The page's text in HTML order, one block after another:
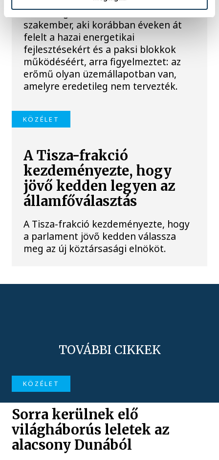
technológiai kihívásokat. A
szakember, aki korábban éveken át
felelt a hazai energetikai
fejlesztésekért és a paksi blokkok
működéséért, arra figyelmeztet: az
erőmű olyan üzemállapotban van,
amelyre eredetileg nem tervezték.
KÖZÉLET
A Tisza-frakció
kezdeményezte, hogy
jövő kedden legyen az
államfőválasztás
A Tisza-frakció kezdeményezte, hogy
a parlament jövő kedden válassza
meg az új köztársasági elnököt.
TOVÁBBI CIKKEK
KÖZÉLET
Sorra kerülnek elő
világháborús leletek az
alacsony Dunából